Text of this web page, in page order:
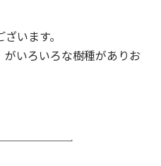
います。
がいろいろな樹種がありお